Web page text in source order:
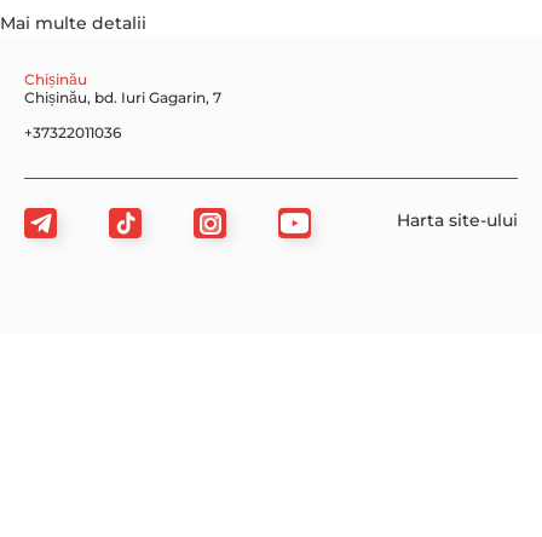
Mai multe detalii
Chișinău
Chișinău, bd. Iuri Gagarin, 7
+37322011036
Harta site-ului